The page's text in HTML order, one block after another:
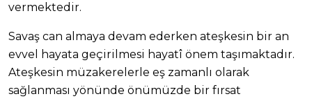
vermektedir.
Savaş can almaya devam ederken ateşkesin bir an
evvel hayata geçirilmesi hayatî önem taşımaktadır.
Ateşkesin müzakerelerle eş zamanlı olarak
sağlanması yönünde önümüzde bir fırsat